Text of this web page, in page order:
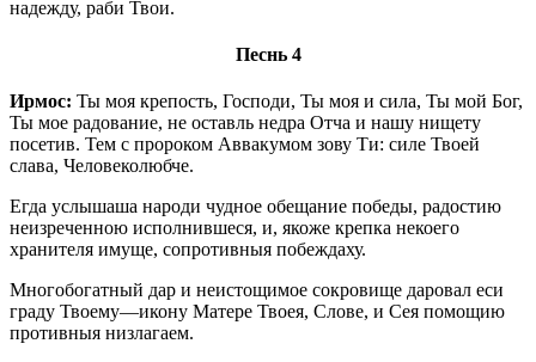
надежду, раби Твои.
Песнь 4
Ирмос: Ты моя крепость, Господи, Ты моя и сила, Ты мой Бог,
Ты мое радование, не оставль недра Отча и нашу нищету
посетив. Тем с пророком Аввакумом зову Ти: силе Твоей
слава, Человеколюбче.
Егда услышаша народи чудное обещание победы, радостию
неизреченною исполнившеся, и, якоже крепка некоего
хранителя имуще, сопротивныя побеждаху.
Многобогатный дар и неистощимое сокровище даровал еси
граду Твоему—икону Матере Твоея, Слове, и Сея помощию
противныя низлагаем.